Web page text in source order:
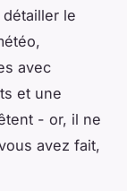
le
avec
et une
- or, il ne
avez fait,